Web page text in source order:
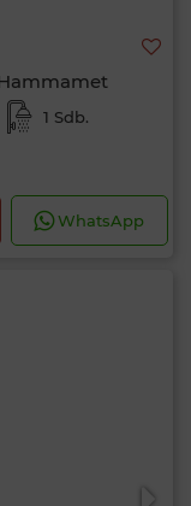
1 Sdb.
WhatsApp